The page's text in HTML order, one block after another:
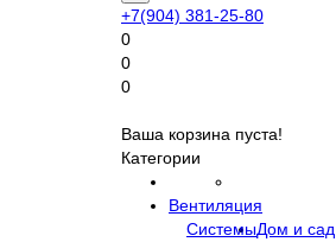
+7(904) 381-25-80
0
0
0
Ваша корзина пуста!
Категории
Вентиляция
СистемыДом и сад